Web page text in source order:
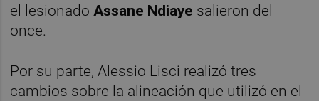
el lesionado Assane Ndiaye salieron del
once.
Por su parte, Alessio Lisci realizó tres
cambios sobre la alineación que utilizó en el